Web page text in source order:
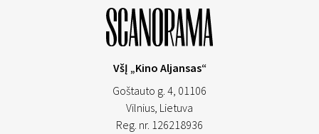
VšĮ „Kino Aljansas“
Goštauto g. 4, 01106
Vilnius, Lietuva
Reg. nr. 126218936